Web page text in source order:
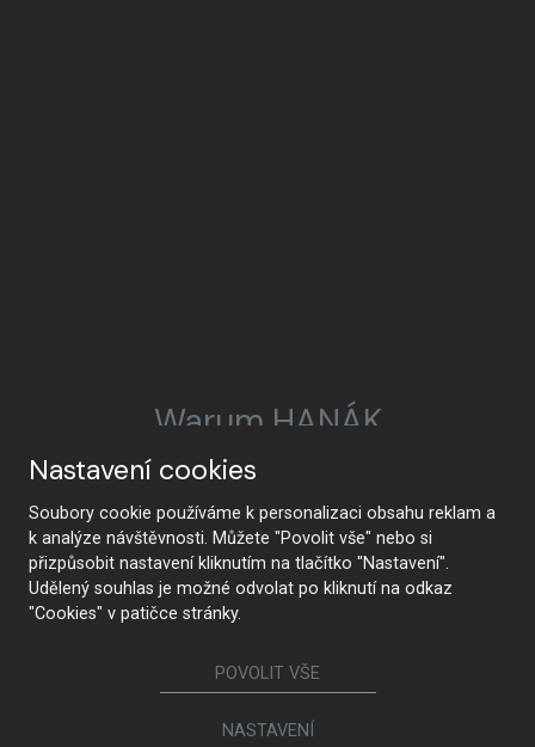
Warum HANÁK
HANÁK Interior Concept
Tradition und
Handwerkskunst
Vom Entwurf bis zur
Modernste Technologie
Nastavení cookies
Soubory cookie používáme k personalizaci obsahu reklam a
k analýze návštěvnosti. Můžete "Povolit vše" nebo si
přizpůsobit nastavení kliknutím na tlačítko "Nastavení".
Udělený souhlas je možné odvolat po kliknutí na odkaz
"Cookies" v patičce stránky.
POVOLIT VŠE
NASTAVENÍ